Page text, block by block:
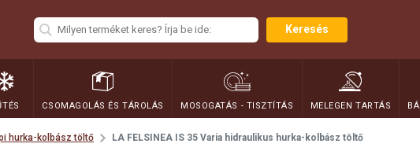
Keresés
CSOMAGOLÁS ÉS TÁROLÁS MOSOGATÁS - TISZTÍTÁS MELEGEN TARTÁS
hurka-kolbász töltő LA FELSINEA IS 35 Varia hidraulikus hurka-kolbász töltő